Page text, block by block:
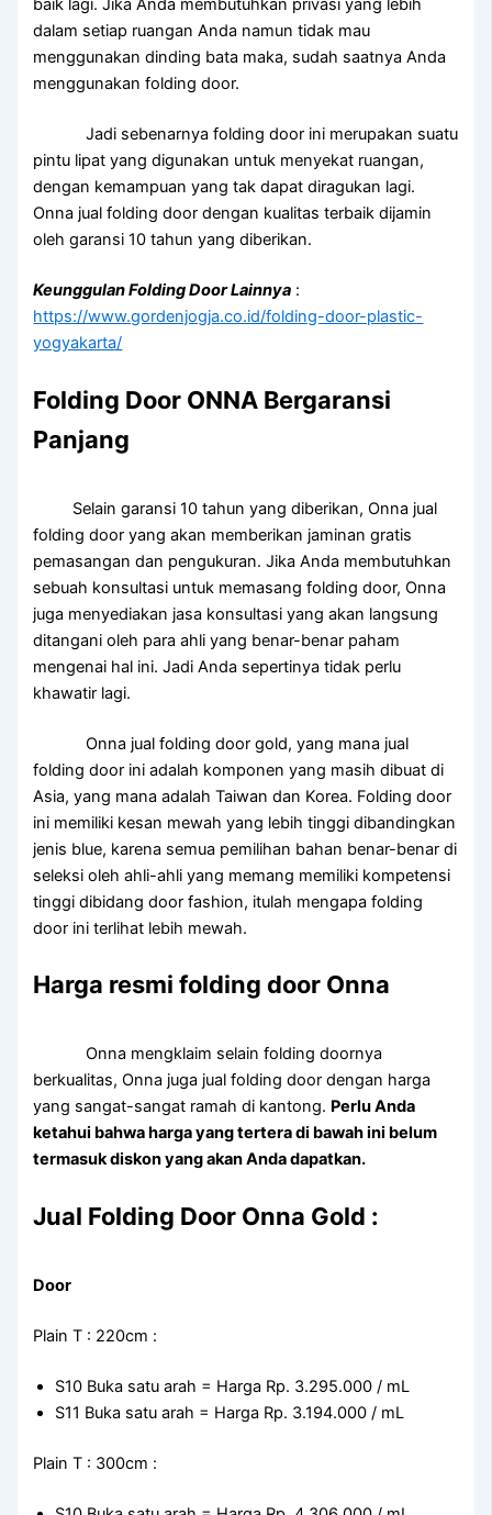
baik lagi. Jika Anda membutuhkan privasi yang lebih
dalam setiap ruangan Anda namun tidak mau
menggunakan dinding bata maka, sudah saatnya Anda
menggunakan folding door.
Jadi sebenarnya folding door ini merupakan suatu
pintu lipat yang digunakan untuk menyekat ruangan,
dengan kemampuan yang tak dapat diragukan lagi.
Onna jual folding door dengan kualitas terbaik dijamin
oleh garansi 10 tahun yang diberikan.
Keunggulan Folding Door Lainnya :
https://www.gordenjogja.co.id/folding-door-plastic-
yogyakarta/
Folding Door ONNA Bergaransi
Panjang
Selain garansi 10 tahun yang diberikan, Onna jual
folding door yang akan memberikan jaminan gratis
pemasangan dan pengukuran. Jika Anda membutuhkan
sebuah konsultasi untuk memasang folding door, Onna
juga menyediakan jasa konsultasi yang akan langsung
ditangani oleh para ahli yang benar-benar paham
mengenai hal ini. Jadi Anda sepertinya tidak perlu
khawatir lagi.
Onna jual folding door gold, yang mana jual
folding door ini adalah komponen yang masih dibuat di
Asia, yang mana adalah Taiwan dan Korea. Folding door
ini memiliki kesan mewah yang lebih tinggi dibandingkan
jenis blue, karena semua pemilihan bahan benar-benar di
seleksi oleh ahli-ahli yang memang memiliki kompetensi
tinggi dibidang door fashion, itulah mengapa folding
door ini terlihat lebih mewah.
Harga resmi folding door Onna
Onna mengklaim selain folding doornya
berkualitas, Onna juga jual folding door dengan harga
yang sangat-sangat ramah di kantong. Perlu Anda
ketahui bahwa harga yang tertera di bawah ini belum
termasuk diskon yang akan Anda dapatkan.
Jual Folding Door Onna Gold :
Door
Plain T : 220cm :
S10 Buka satu arah = Harga Rp. 3.295.000 / mL
S11 Buka satu arah = Harga Rp. 3.194.000 / mL
Plain T : 300cm :